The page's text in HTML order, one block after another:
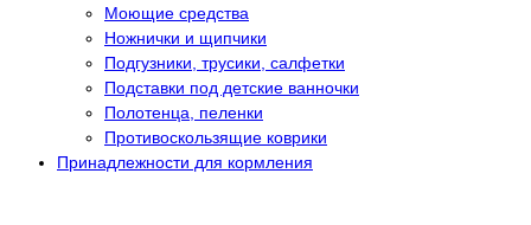
Моющие средства
Ножнички и щипчики
Подгузники, трусики, салфетки
Подставки под детские ванночки
Полотенца, пеленки
Противоскользящие коврики
Принадлежности для кормления